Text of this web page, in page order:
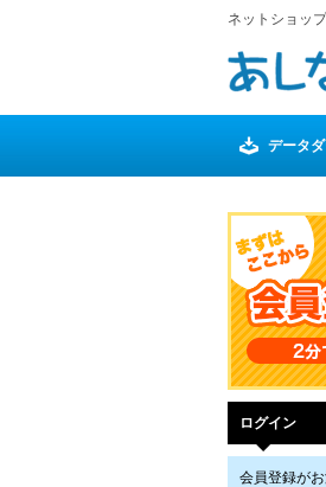
ネットショッ
データ
ログイン
会員登録が